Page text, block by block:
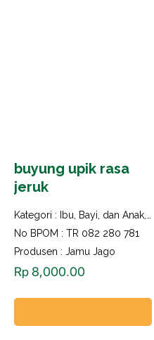
buyung upik rasa
jeruk
Kategori : Ibu, Bayi, dan Anak
No BPOM : TR 082 280 781
Produsen : Jamu Jago
Rp8,000.00